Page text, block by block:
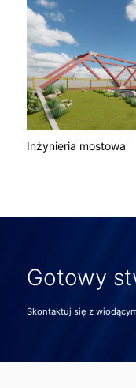
Inżynieria mostowa
Gotowy
Skontaktuj się z